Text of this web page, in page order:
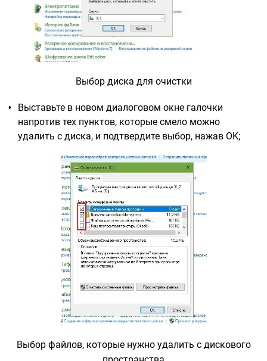
Выбор диска для очистки
Выставьте в новом диалоговом окне галочки
напротив тех пунктов, которые смело можно
удалить с диска, и подтвердите выбор, нажав OK;
Выбор файлов, которые нужно удалить с дискового